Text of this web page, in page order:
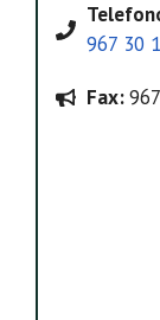
967 30
Fax: